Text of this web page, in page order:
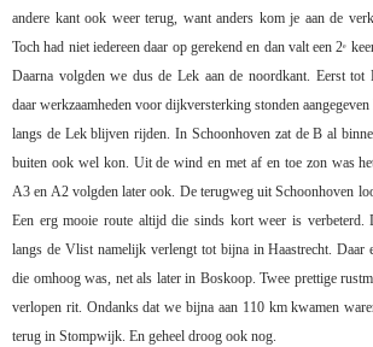
andere kant ook weer terug, want anders kom je aan de
Toch had niet iedereen daar op gerekend en dan valt een 2e
Daarna volgden we dus de Lek aan de noordkant. Eerst tot
daar werkzaamheden voor dijkversterking stonden
langs de Lek blijven rijden. In Schoonhoven zat de B al
buiten ook wel kon. Uit de wind en met af en toe zon was
A3 en A2 volgden later ook. De terugweg uit Schoonhoven
Een erg mooie route altijd die sinds kort weer is verbeterd.
langs de Vlist namelijk verlengt tot bijna in Haastrecht. Daar
die omhoog was, net als later in Boskoop. Twee prettige
verlopen rit. Ondanks dat we bijna aan 110 km kwamen
terug in Stompwijk. En geheel droog ook nog.